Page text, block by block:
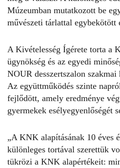
Múzeumban mutatkozott be
művészeti tárlattal egybekötött
A Kivételesség Ígérete torta a
ügynökség és az egyedi
NOUR desszertszalon
Az együttműködés szinte
fejlődött, amely eredménye
gyermekek esélyegyenlőségét
„A KNK alapításának 10 éves
különleges tortával szerettük
tükrözi a KNK alapértékeit: